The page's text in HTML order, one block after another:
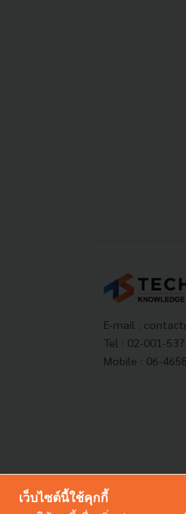
E-mail :
Tel : 02-001-
Mobile : 06-
เว็บไซต์นี้ใช้คุกกี้